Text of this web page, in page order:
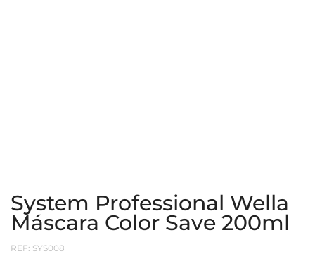
System Professional Wella
Máscara Color Save 200ml
REF: SYS008